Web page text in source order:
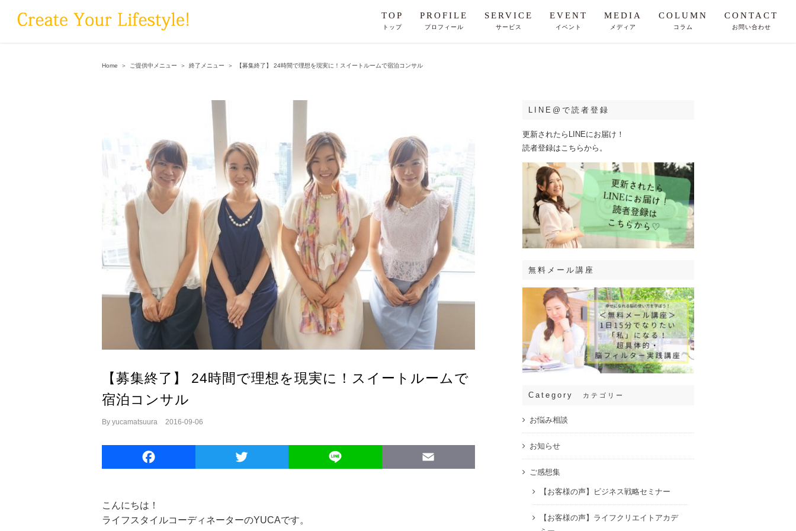
TOP
トップ
PROFILE
プロフィール
SERVICE
サービス
EVENT
イベント
MEDIA
メディア
COLUMN
コラム
CONTACT
お問い合わせ
Home ＞ ご提供中メニュー ＞ 終了メニュー ＞ 【募集終了】 24時間で理想を現実に！スイートルームで宿泊コンサル
【募集終了】 24時間で理想を現実に！スイートルームで
宿泊コンサル
By yucamatsuura 2016-09-06
Facebook
こんにちは！
ライフスタイルコーディネーターのYUCAです。
LINE@で読者登録
更新されたらLINEにお届け！
読者登録はこちらから。
無料メール講座
Category カテゴリー
お悩み相談
お知らせ
ご感想集
【お客様の声】ビジネス戦略セミナー
【お客様の声】ライフクリエイトアカデ